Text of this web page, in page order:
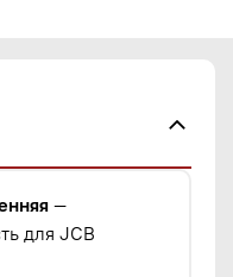
—
для JCB